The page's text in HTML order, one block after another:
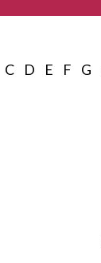
C D E F G